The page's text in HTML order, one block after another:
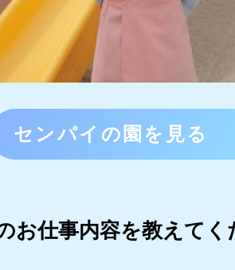
センパイの園を見る
お仕事内容を教えてく